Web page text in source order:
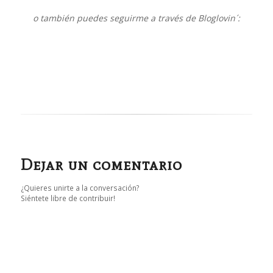
o también puedes seguirme a través de Bloglovin´:
Dejar un comentario
¿Quieres unirte a la conversación?
Siéntete libre de contribuir!